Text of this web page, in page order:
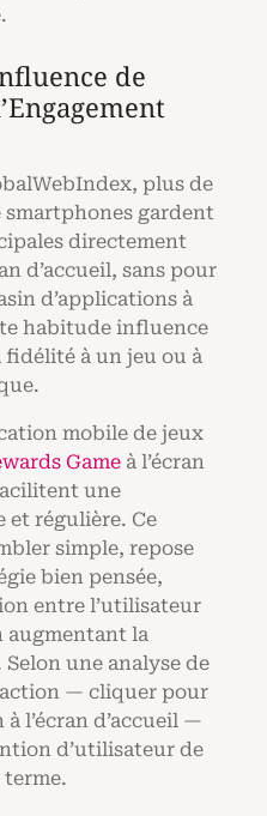
de
plus de
smartphones gardent
directement
d’accueil, sans pour
d’applications à
habitude influence
à un jeu ou à
mobile de jeux
Game à l’écran
une
régulière. Ce
simple, repose
bien pensée,
entre l’utilisateur
augmentant la
une analyse de
— cliquer pour
l’écran d’accueil —
d’utilisateur de
terme.